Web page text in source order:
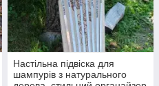
Настільна підвіска для
шампурів з натурального